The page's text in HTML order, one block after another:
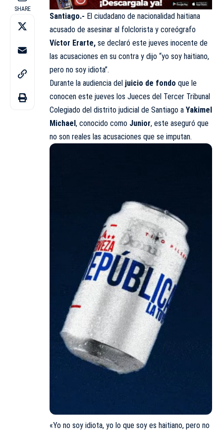
SHARE
Santiago.- El ciudadano de nacionalidad haitiana
acusado de asesinar al folclorista y coreógrafo
Víctor Erarte, se declaró este jueves inocente de
las acusaciones en su contra y dijo “yo soy haitiano,
pero no soy idiota”.
Durante la audiencia del juicio de fondo que le
conocen este jueves los Jueces del Tercer Tribunal
Colegiado del distrito judicial de Santiago a Yakimel
Michael, conocido como Junior, este aseguró que
no son reales las acusaciones que se imputan.
«Yo no soy idiota, yo lo que soy es haitiano, pero no